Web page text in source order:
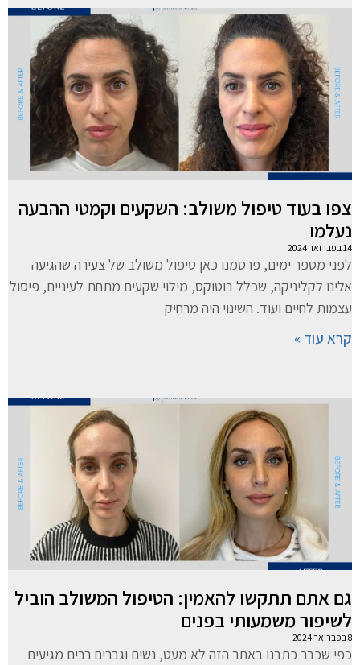
צפו בעוד טיפול משולב: השקעים וקמטי ההבעה
נעלמו
14 בפברואר 2024
לפני מספר ימים, פרסמנו כאן טיפול משולב של צעירה שהגיעה
אלינו לקליניקה, שכלל בוטוקס, מילוי שקעים מתחת לעיניים, פיסול
עצמות לחיים ועוד. השינוי היה מרחיק
קרא עוד »
גם אתם תתקשו להאמין: הטיפול המשולב הוביל
לשיפור משמעותי בפנים
8 בפברואר 2024
כפי שכבר כתבנו באתר הזה לא מעט, נשים וגברים רבים מגיעים